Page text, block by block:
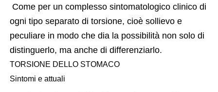
ogni tipo separato di torsione, cioè sollievo e
peculiare in modo che dia la possibilità non solo di
distinguerlo, ma anche di differenziarlo.
TORSIONE DELLO STOMACO
Sintomi e attuali